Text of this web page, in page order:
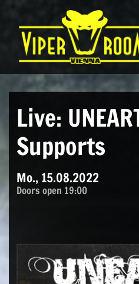
Hauptnavigation
Live:
Supports
Mo., 15.08.2022
Doors open 19:00